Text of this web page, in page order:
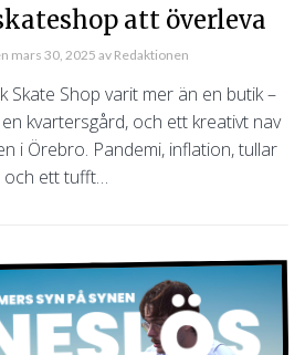
att överleva
mars 30, 2025 av Redaktionen
Skate Shop varit mer än en butik –
kvartersgård, och ett kreativt nav
i Örebro. Pandemi, inflation, tullar
och ett tufft…